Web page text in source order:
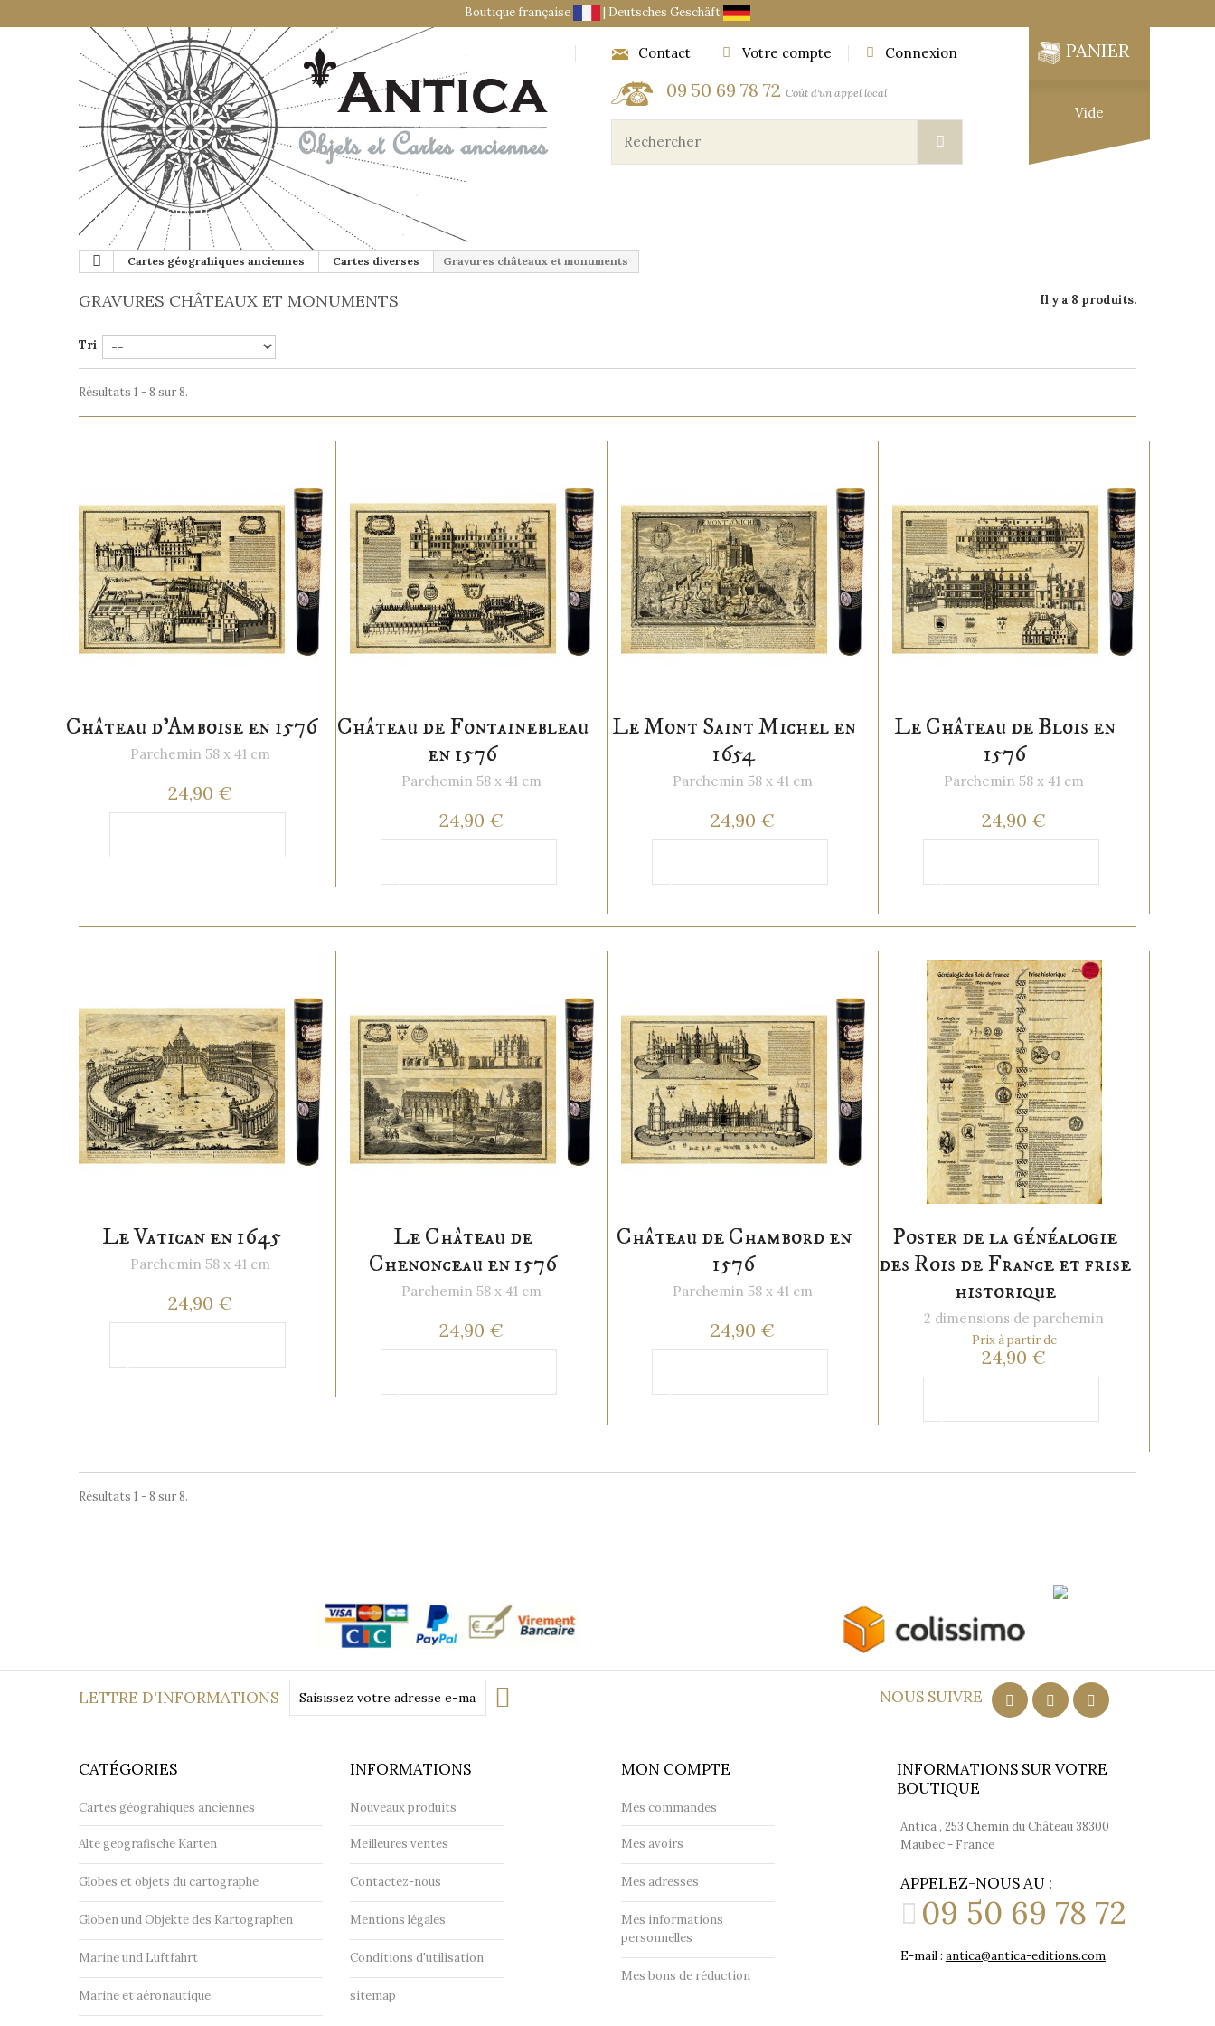
Boutique française | Deutsches Geschäft
PANIER
Vide
Connexion
Votre compte
Contact
09 50 69 78 72 Coût d'un appel local
CARTES GÉOGRAHIQUES ANCIENNES GLOBES ET OBJETS DU CARTOGRAPHE
Cartes géograhiques anciennes Cartes diverses Gravures châteaux et monuments
GRAVURES CHÂTEAUX ET MONUMENTS Il y a 8 produits.
Tri
Résultats 1 - 8 sur 8.
Château d'Amboise en 1576
Parchemin 58 x 41 cm
24,90 €
Château de Fontainebleau
en 1576
Parchemin 58 x 41 cm
24,90 €
Le Mont Saint Michel en
1654
Parchemin 58 x 41 cm
24,90 €
Le Château de Blois en
1576
Parchemin 58 x 41 cm
24,90 €
Le Vatican en 1645
Parchemin 58 x 41 cm
24,90 €
Le Château de
Chenonceau en 1576
Parchemin 58 x 41 cm
24,90 €
Château de Chambord en
1576
Parchemin 58 x 41 cm
24,90 €
Poster de la généalogie
des Rois de France et frise
historique
2 dimensions de parchemin
Prix à partir de
24,90 €
Résultats 1 - 8 sur 8.
LETTRE D'INFORMATIONS NOUS SUIVRE
CATÉGORIES
Cartes géograhiques anciennes
Alte geografische Karten
Globes et objets du cartographe
Globen und Objekte des Kartographen
Marine und Luftfahrt
Marine et aéronautique
INFORMATIONS
Nouveaux produits
Meilleures ventes
Contactez-nous
Mentions légales
Conditions d'utilisation
sitemap
MON COMPTE
Mes commandes
Mes avoirs
Mes adresses
Mes informations
personnelles
Mes bons de réduction
INFORMATIONS SUR VOTRE
BOUTIQUE
Antica , 253 Chemin du Château 38300
Maubec - France
APPELEZ-NOUS AU :
09 50 69 78 72
E-mail : antica@antica-editions.com